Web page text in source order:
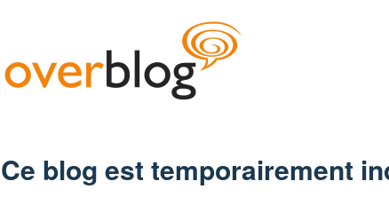
Ce blog est temporairement